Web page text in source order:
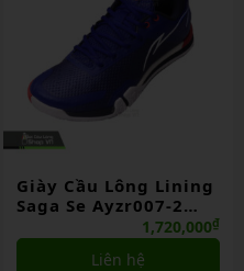
Giày Cầu Lông Lining
Saga Se Ayzr007-2
Xanh Navy Chính
Hãng
1,720,000₫
Liên hệ